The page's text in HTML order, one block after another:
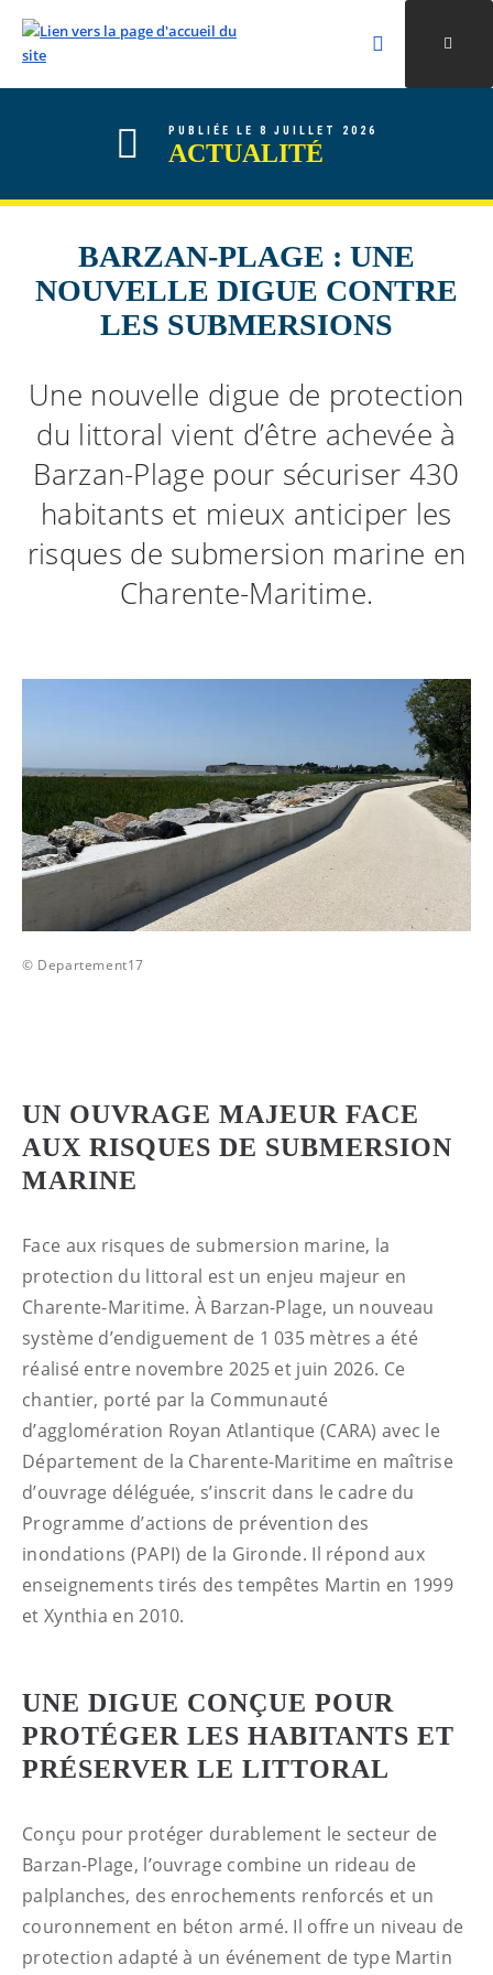
ALLER AU CONTENU
ALLER AU MENU
ALLER À LA RECHERCHE
Rechercher
Valider la
PUBLIÉE LE 8 JUILLET 2026
ACTUALITÉ
BARZAN-PLAGE : UNE
NOUVELLE DIGUE CONTRE
LES SUBMERSIONS
Une nouvelle digue de protection
du littoral vient d’être achevée à
Barzan-Plage pour sécuriser 430
habitants et mieux anticiper les
risques de submersion marine en
Charente-Maritime.
© Departement17
UN OUVRAGE MAJEUR FACE
AUX RISQUES DE SUBMERSION
MARINE
Face aux risques de submersion marine, la
protection du littoral est un enjeu majeur en
Charente-Maritime. À Barzan-Plage, un nouveau
système d’endiguement de 1 035 mètres a été
réalisé entre novembre 2025 et juin 2026. Ce
chantier, porté par la Communauté
d’agglomération Royan Atlantique (CARA) avec le
Département de la Charente-Maritime en maîtrise
d’ouvrage déléguée, s’inscrit dans le cadre du
Programme d’actions de prévention des
inondations (PAPI) de la Gironde. Il répond aux
enseignements tirés des tempêtes Martin en 1999
et Xynthia en 2010.
UNE DIGUE CONÇUE POUR
PROTÉGER LES HABITANTS ET
PRÉSERVER LE LITTORAL
Conçu pour protéger durablement le secteur de
Barzan-Plage, l’ouvrage combine un rideau de
palplanches, des enrochements renforcés et un
couronnement en béton armé. Il offre un niveau de
protection adapté à un événement de type Martin